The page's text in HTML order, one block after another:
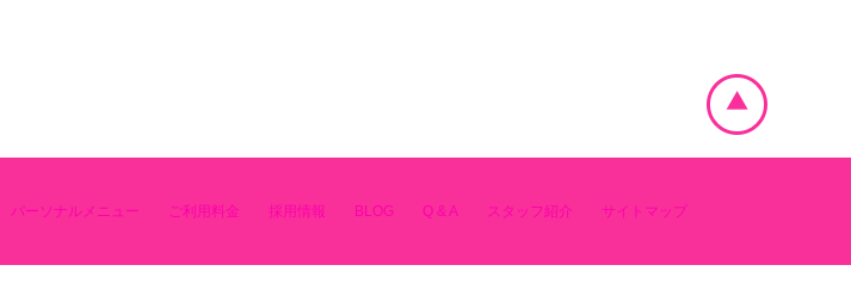
パーソナルメニュー ご利用料金 採用情報 BLOG Q & A スタッフ紹介 サイトマップ